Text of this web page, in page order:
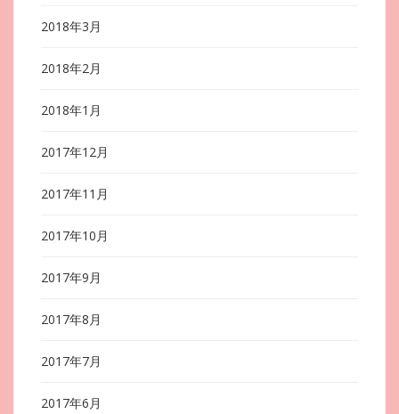
2018年3月
2018年2月
2018年1月
2017年12月
2017年11月
2017年10月
2017年9月
2017年8月
2017年7月
2017年6月